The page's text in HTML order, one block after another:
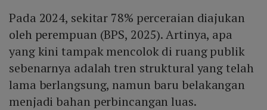
Pada 2024, sekitar 78% perceraian diajukan
oleh perempuan (BPS, 2025). Artinya, apa
yang kini tampak mencolok di ruang publik
sebenarnya adalah tren struktural yang telah
lama berlangsung, namun baru belakangan
menjadi bahan perbincangan luas.